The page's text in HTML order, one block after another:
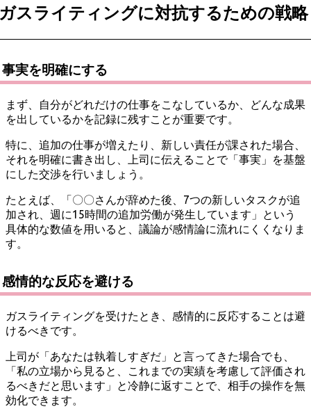
スライティングに対抗するための戦略
事実を明確にする
まず、自分がどれだけの仕事をこなしているか、どんな成果
を出しているかを記録に残すことが重要です。
特に、追加の仕事が増えたり、新しい責任が課された場合、
それを明確に書き出し、上司に伝えることで「事実」を基盤
にした交渉を行いましょう。
たとえば、「〇〇さんが辞めた後、7つの新しいタスクが追
加され、週に15時間の追加労働が発生しています」という
具体的な数値を用いると、議論が感情論に流れにくくなりま
す。
感情的な反応を避ける
ガスライティングを受けたとき、感情的に反応することは避
けるべきです。
上司が「あなたは執着しすぎだ」と言ってきた場合でも、
「私の立場から見ると、これまでの実績を考慮して評価され
るべきだと思います」と冷静に返すことで、相手の操作を無
効化できます。